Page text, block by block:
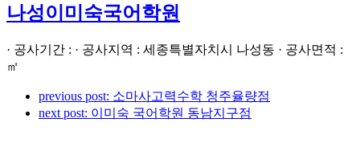
나성이미숙국어학원
· 공사기간 : · 공사지역 : 세종특별자치시 나성동 · 공사면적 :
㎡
previous post: 소마사고력수학 청주율량점
next post: 이미숙 국어학원 동남지구점